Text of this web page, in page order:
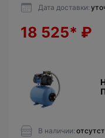
Дата доставки:
18 525* ₽
В наличии: